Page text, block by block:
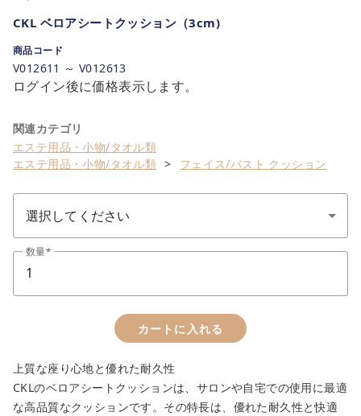
CKL ベロアシートクッション（3cm)
商品コード
V012611 ～ V012613
ログイン後に価格表示します。
関連カテゴリ
エステ用品・小物/タオル類
エステ用品・小物/タオル類
フェイス/バスト クッション
数量
カートに入れる
上質な座り心地と優れた耐久性
CKLのベロアシートクッションは、サロンや自宅での使用に最適
な高品質なクッションです。その特長は、優れた耐久性と快適